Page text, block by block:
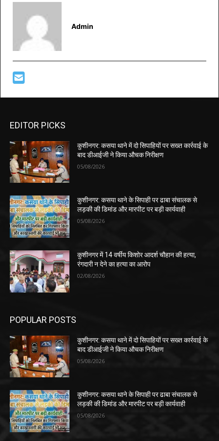
Admin
EDITOR PICKS
कुशीनगर: कसया थाने में दो सिपाहियों पर सख्त कार्रवाई के
बाद डीआईजी ने किया औचक निरीक्षण
05/08/2026
कुशीनगर: कसया थाने के सिपाही पर ढाबा संचालक से
लड़की की डिमांड और मारपीट पर बड़ी कार्यवाही
05/08/2026
कुशीनगर में 14 वर्षीय किशोर आदर्श चौहान की हत्या,
रंगदारी न देने का हत्या का आरोप
02/08/2026
POPULAR POSTS
कुशीनगर: कसया थाने में दो सिपाहियों पर सख्त कार्रवाई के
बाद डीआईजी ने किया औचक निरीक्षण
05/08/2026
कुशीनगर: कसया थाने के सिपाही पर ढाबा संचालक से
लड़की की डिमांड और मारपीट पर बड़ी कार्यवाही
05/08/2026